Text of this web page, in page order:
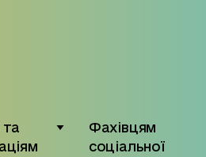
та
Фахівцям
соціальної